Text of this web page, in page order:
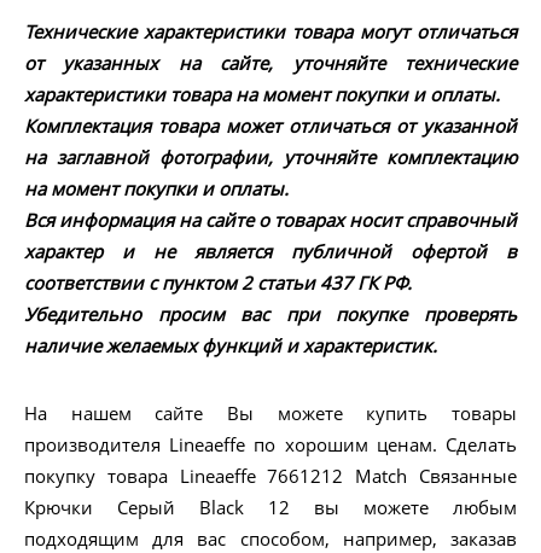
Технические характеристики товара могут отличаться
от указанных на сайте, уточняйте технические
характеристики товара на момент покупки и оплаты.
Комплектация товара может отличаться от указанной
на заглавной фотографии, уточняйте комплектацию
на момент покупки и оплаты.
Вся информация на сайте о товарах носит справочный
характер и не является публичной офертой в
соответствии с пунктом 2 статьи 437 ГК РФ.
Убедительно просим вас при покупке проверять
наличие желаемых функций и характеристик.
На нашем сайте Вы можете купить товары
производителя Lineaeffe по хорошим ценам. Сделать
покупку товара Lineaeffe 7661212 Match Связанные
Крючки Серый Black 12 вы можете любым
подходящим для вас способом, например, заказав